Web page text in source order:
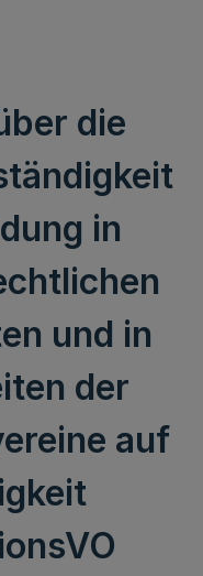
die
in
und in
der
auf